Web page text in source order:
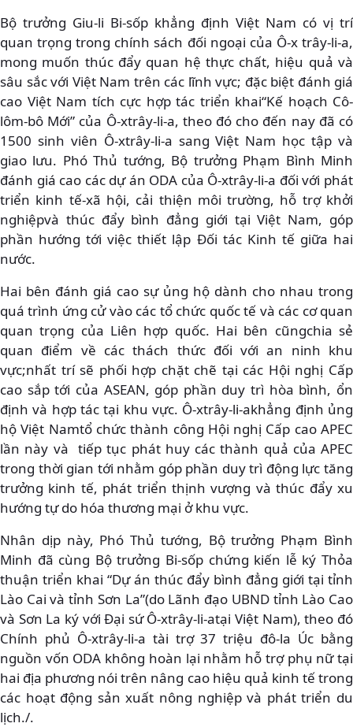
Bộ trưởng Giu-li Bi-sốp khẳng định Việt Nam có vị trí
quan trọng trong chính sách đối ngoại của Ô-x trây-li-a,
mong muốn thúc đẩy quan hệ thực chất, hiệu quả và
sâu sắc với Việt Nam trên các lĩnh vực; đặc biệt đánh giá
cao Việt Nam tích cực hợp tác triển khai“Kế hoạch Cô-
lôm-bô Mới” của Ô-xtrây-li-a, theo đó cho đến nay đã có
1500 sinh viên Ô-xtrây-li-a sang Việt Nam học tập và
giao lưu. Phó Thủ tướng, Bộ trưởng Phạm Bình Minh
đánh giá cao các dự án ODA của Ô-xtrây-li-a đối với phát
triển kinh tế-xã hội, cải thiện môi trường, hỗ trợ khởi
nghiệpvà thúc đẩy bình đẳng giới tại Việt Nam, góp
phần hướng tới việc thiết lập Đối tác Kinh tế giữa hai
nước.
Hai bên đánh giá cao sự ủng hộ dành cho nhau trong
quá trình ứng cử vào các tổ chức quốc tế và các cơ quan
quan trọng của Liên hợp quốc. Hai bên cũngchia sẻ
quan điểm về các thách thức đối với an ninh khu
vực;nhất trí sẽ phối hợp chặt chẽ tại các Hội nghị Cấp
cao sắp tới của ASEAN, góp phần duy trì hòa bình, ổn
định và hợp tác tại khu vực. Ô-xtrây-li-akhẳng định ủng
hộ Việt Namtổ chức thành công Hội nghị Cấp cao APEC
lần này và tiếp tục phát huy các thành quả của APEC
trong thời gian tới nhằm góp phần duy trì động lực tăng
trưởng kinh tế, phát triển thịnh vượng và thúc đẩy xu
hướng tự do hóa thương mại ở khu vực.
Nhân dịp này, Phó Thủ tướng, Bộ trưởng Phạm Bình
Minh đã cùng Bộ trưởng Bi-sốp chứng kiến lễ ký Thỏa
thuận triển khai “Dự án thúc đẩy bình đẳng giới tại tỉnh
Lào Cai và tỉnh Sơn La”(do Lãnh đạo UBND tỉnh Lào Cao
và Sơn La ký với Đại sứ Ô-xtrây-li-atại Việt Nam), theo đó
Chính phủ Ô-xtrây-li-a tài trợ 37 triệu đô-la Úc bằng
nguồn vốn ODA không hoàn lại nhằm hỗ trợ phụ nữ tại
hai địa phương nói trên nâng cao hiệu quả kinh tế trong
các hoạt động sản xuất nông nghiệp và phát triển du
lịch./.